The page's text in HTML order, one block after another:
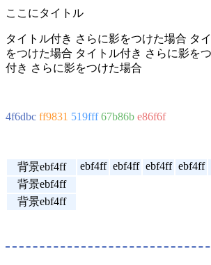
ここにタイトル
タイトル付き さらに影をつけた場合 タ
をつけた場合 タイトル付き さらに影を
付き さらに影をつけた場合
4f6dbc ff9831 519fff67b86b e86f6f
背景ebf4ff ebf4ff ebf4ff ebf4ff ebf4ff
背景ebf4ff
背景ebf4ff